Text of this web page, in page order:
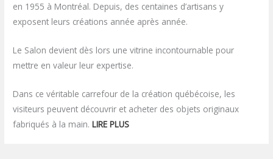
en 1955 à Montréal. Depuis, des centaines d’artisans y
exposent leurs créations année après année.
Le Salon devient dès lors une vitrine incontournable pour
mettre en valeur leur expertise.
Dans ce véritable carrefour de la création québécoise, les
visiteurs peuvent découvrir et acheter des objets originaux
fabriqués à la main.LIRE PLUS